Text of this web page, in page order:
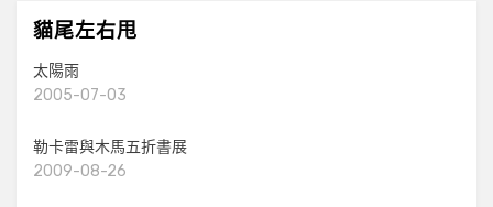
貓尾左右甩
太陽雨
2005-07-03
勒卡雷與木馬五折書展
2009-08-26